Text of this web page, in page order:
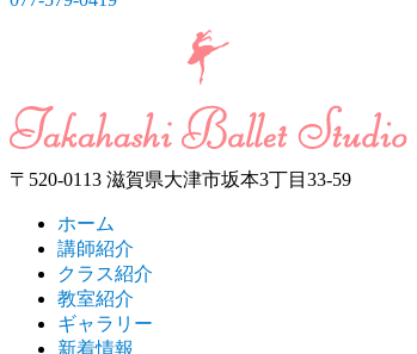
〒520-0113 滋賀県大津市坂本3丁目33-59
ホーム
講師紹介
クラス紹介
教室紹介
ギャラリー
新着情報